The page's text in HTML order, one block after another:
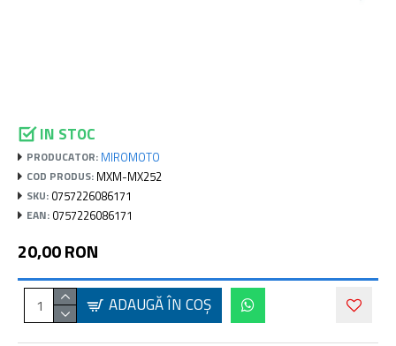
IN STOC
PRODUCATOR: MIROMOTO
COD PRODUS: MXM-MX252
SKU: 0757226086171
EAN: 0757226086171
20,00 RON
ADAUGĂ ÎN COŞ